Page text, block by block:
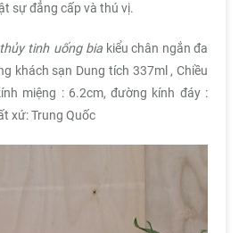
sự đẳng cấp và thú vị.
tinh uống bia kiểu chân ngắn đa
khách sạn Dung tích 337ml , Chiều
miệng : 6.2cm, đường kính đáy :
xứ: Trung Quốc